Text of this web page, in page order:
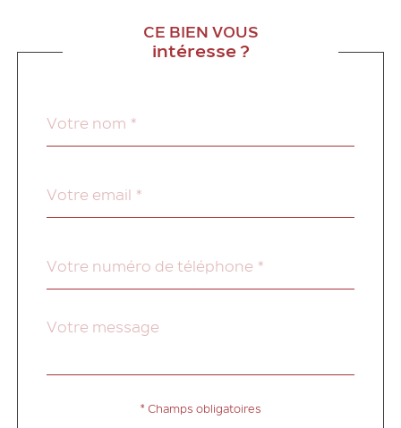
CE BIEN VOUS
intéresse ?
*
*
*
Fieldset
Message
Validation* Champs obligatoires